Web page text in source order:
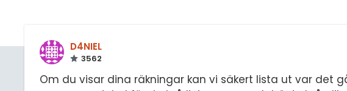
D4NIEL
3562
Om du visar dina räkningar kan vi säkert lista ut var det